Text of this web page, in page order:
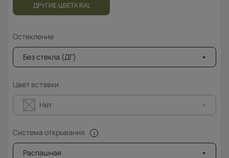
ДРУГИЕ ЦВЕТА RAL
Остекление
Без стекла (ДГ)
Цвет вставки
Нет
Система открывания
Распашная